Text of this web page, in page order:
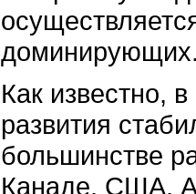
Как известно,
развития
большинстве
Канаде, США,